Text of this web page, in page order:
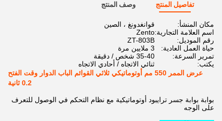
تفاصيل المنتج وصف المنتج
مكان المنشأ:
قوانغدونغ ، الصين
اسم العلامة التجارية:Zento
رقم الموديل:
ZT-803B
حياة العمل العادية:
3 ملايين مرة
تمرير السرعة:
35-40 شخص / دقيقة
يكتب:
ثنائي الاتجاه / أحادي الاتجاه
عرض الممر 550 مم أوتوماتيكي ثلاثي القوائم الباب الدوار وقت الفتح
0.2 ثانية
بوابة بوابة جسر ترايبود أوتوماتيكية مع نظام التحكم في الوصول للتعرف
على الوجه